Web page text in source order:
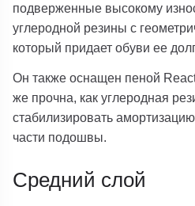
подверженные высокому
углеродной резины с
который придает обуви ее
Он также оснащен пеной
же прочна, как углеродная
стабилизировать
части подошвы.
Средний слой